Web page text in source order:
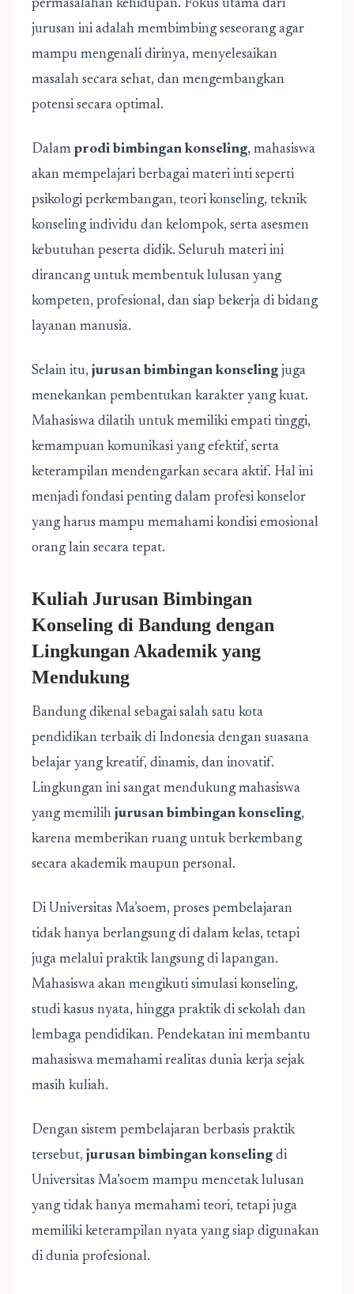
permasalahan kehidupan. Fokus utama dari
jurusan ini adalah membimbing seseorang agar
mampu mengenali dirinya, menyelesaikan
masalah secara sehat, dan mengembangkan
potensi secara optimal.
Dalam prodi bimbingan konseling, mahasiswa
akan mempelajari berbagai materi inti seperti
psikologi perkembangan, teori konseling, teknik
konseling individu dan kelompok, serta asesmen
kebutuhan peserta didik. Seluruh materi ini
dirancang untuk membentuk lulusan yang
kompeten, profesional, dan siap bekerja di bidang
layanan manusia.
Selain itu, jurusan bimbingan konseling juga
menekankan pembentukan karakter yang kuat.
Mahasiswa dilatih untuk memiliki empati tinggi,
kemampuan komunikasi yang efektif, serta
keterampilan mendengarkan secara aktif. Hal ini
menjadi fondasi penting dalam profesi konselor
yang harus mampu memahami kondisi emosional
orang lain secara tepat.
Kuliah Jurusan Bimbingan
Konseling di Bandung dengan
Lingkungan Akademik yang
Mendukung
Bandung dikenal sebagai salah satu kota
pendidikan terbaik di Indonesia dengan suasana
belajar yang kreatif, dinamis, dan inovatif.
Lingkungan ini sangat mendukung mahasiswa
yang memilih jurusan bimbingan konseling,
karena memberikan ruang untuk berkembang
secara akademik maupun personal.
Di Universitas Ma’soem, proses pembelajaran
tidak hanya berlangsung di dalam kelas, tetapi
juga melalui praktik langsung di lapangan.
Mahasiswa akan mengikuti simulasi konseling,
studi kasus nyata, hingga praktik di sekolah dan
lembaga pendidikan. Pendekatan ini membantu
mahasiswa memahami realitas dunia kerja sejak
masih kuliah.
Dengan sistem pembelajaran berbasis praktik
tersebut, jurusan bimbingan konseling di
Universitas Ma’soem mampu mencetak lulusan
yang tidak hanya memahami teori, tetapi juga
memiliki keterampilan nyata yang siap digunakan
di dunia profesional.